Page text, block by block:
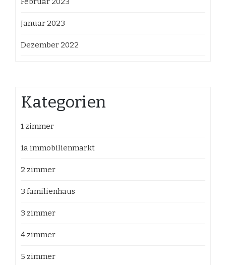
Januar 2023
Dezember 2022
Kategorien
1 zimmer
1a immobilienmarkt
2 zimmer
3 familienhaus
3 zimmer
4 zimmer
5 zimmer